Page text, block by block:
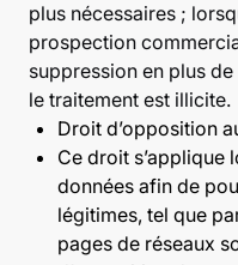
plus nécessaires ;
prospection
suppression en plus
le traitement est illicite.
Droit d’opposition
Ce droit s’applique
données afin de
légitimes, tel que
pages de réseaux